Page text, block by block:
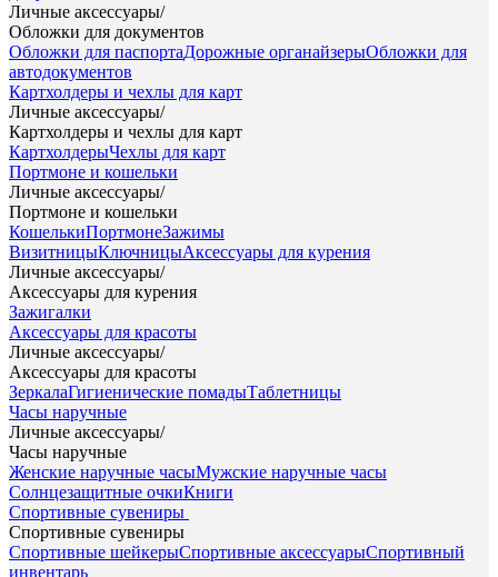
Личные аксессуары/
Обложки для документов
Обложки для паспортаДорожные органайзерыОбложки для
автодокументов
Картхолдеры и чехлы для карт
Личные аксессуары/
Картхолдеры и чехлы для карт
КартхолдерыЧехлы для карт
Портмоне и кошельки
Личные аксессуары/
Портмоне и кошельки
КошелькиПортмонеЗажимы
ВизитницыКлючницыАксессуары для курения
Личные аксессуары/
Аксессуары для курения
Зажигалки
Аксессуары для красоты
Личные аксессуары/
Аксессуары для красоты
ЗеркалаГигиенические помадыТаблетницы
Часы наручные
Личные аксессуары/
Часы наручные
Женские наручные часыМужские наручные часы
Солнцезащитные очкиКниги
Спортивные сувениры
Спортивные сувениры
Спортивные шейкерыСпортивные аксессуарыСпортивный
инвентарь